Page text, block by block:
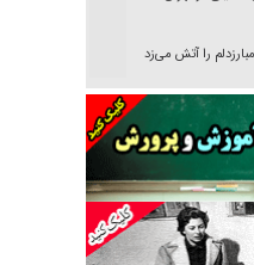
را آتش می‌زد
فضل‌الله تا مصباح
آخرش گریه است!
پهپاد‌ها